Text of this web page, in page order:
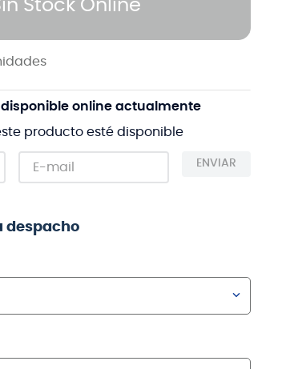
Stock Online
disponible online actualmente
producto esté disponible
ENVIAR
despacho